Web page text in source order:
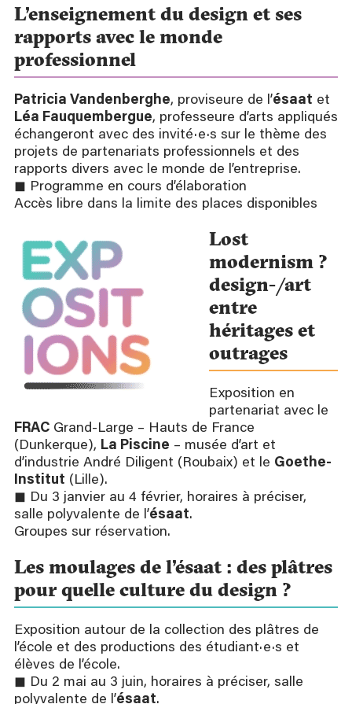
L’enseignement du design et ses
rapports avec le monde
professionnel
Patricia Vandenberghe, proviseure de l’ésaat et
Léa Fauquembergue, professeure d’arts appliqués
échangeront avec des invité·e·s sur le thème des
projets de partenariats professionnels et des
rapports divers avec le monde de l’entreprise.
◼ Programme en cours d’élaboration
Accès libre dans la limite des places disponibles
Lost
modernism ?
design-/art
entre
héritages et
outrages
Exposition en
partenariat avec le
FRAC Grand-Large – Hauts de France
(Dunkerque), La Piscine – musée d’art et
d’industrie André Diligent (Roubaix) et le Goethe-
Institut (Lille).
◼ Du 3 janvier au 4 février, horaires à préciser,
salle polyvalente de l’ésaat.
Groupes sur réservation.
Les moulages de l’ésaat : des plâtres
pour quelle culture du design ?
Exposition autour de la collection des plâtres de
l’école et des productions des étudiant·e·s et
élèves de l’école.
◼ Du 2 mai au 3 juin, horaires à préciser, salle
polyvalente de l’ésaat.